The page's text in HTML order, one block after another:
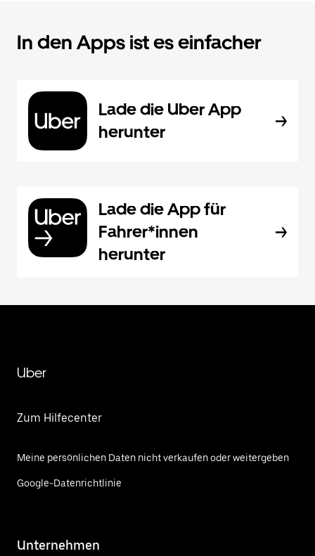
In den Apps ist es einfacher
Lade die Uber App
herunter
Lade die App für
Fahrer*innen
herunter
Uber
Zum Hilfecenter
Meine persönlichen Daten nicht verkaufen oder weitergeben
Google-Datenrichtlinie
Unternehmen